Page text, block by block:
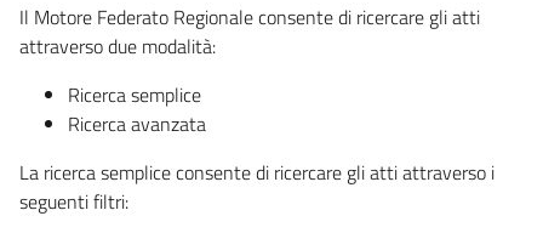
Il Motore Federato Regionale consente di ricercare gli atti
attraverso due modalità:
Ricerca semplice
Ricerca avanzata
La ricerca semplice consente di ricercare gli atti attraverso i
seguenti filtri: